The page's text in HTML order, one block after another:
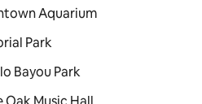
Aquarium
Park
Bayou Park